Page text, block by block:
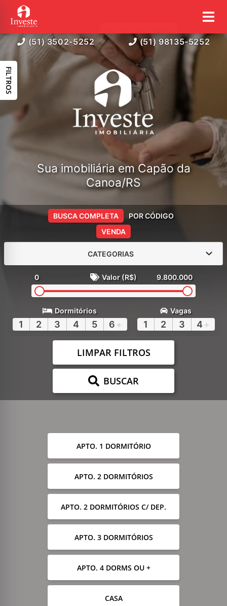
(51) 3502-5252 (51) 98135-5252
Sua imobiliária em Capão da
Canoa/RS
VENDA
BUSCA COMPLETA POR CÓDIGO
CATEGORIAS
0 Valor (R$) 9.800.000
Dormitórios
1 2 3 4 5 6 +
Vagas
1 2 3 4 +
LIMPAR FILTROS
BUSCAR
APTO. 1 DORMITÓRIO
APTO. 2 DORMITÓRIOS
APTO. 2 DORMITÓRIOS C/ DEP.
APTO. 3 DORMITÓRIOS
APTO. 4 DORMS OU +
CASA
FILTROS